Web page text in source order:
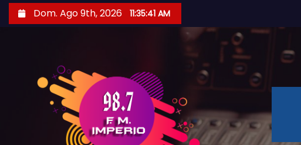
Dom. Ago 9th, 2026 11:35:43 AM